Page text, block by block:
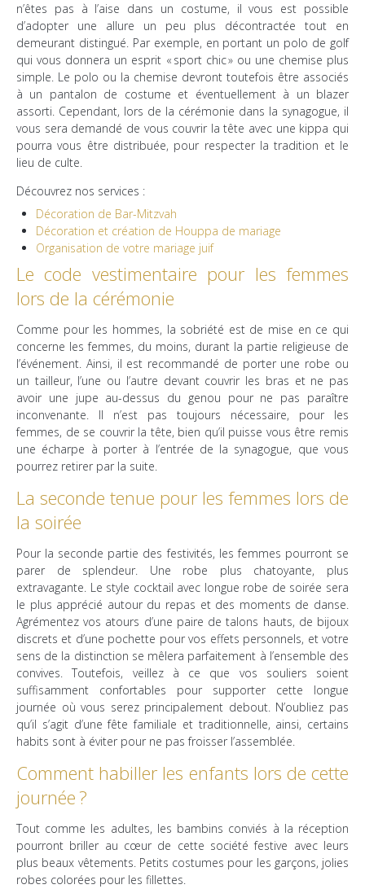
n’êtes pas à l’aise dans un costume, il vous est possible
d’adopter une allure un peu plus décontractée tout en
demeurant distingué. Par exemple, en portant un polo de golf
qui vous donnera un esprit « sport chic » ou une chemise plus
simple. Le polo ou la chemise devront toutefois être associés
à un pantalon de costume et éventuellement à un blazer
assorti. Cependant, lors de la cérémonie dans la synagogue, il
vous sera demandé de vous couvrir la tête avec une kippa qui
pourra vous être distribuée, pour respecter la tradition et le
lieu de culte.
Découvrez nos services :
Décoration de Bar-Mitzvah
Décoration et création de Houppa de mariage
Organisation de votre mariage juif
Le code vestimentaire pour les femmes
lors de la cérémonie
Comme pour les hommes, la sobriété est de mise en ce qui
concerne les femmes, du moins, durant la partie religieuse de
l’événement. Ainsi, il est recommandé de porter une robe ou
un tailleur, l’une ou l’autre devant couvrir les bras et ne pas
avoir une jupe au-dessus du genou pour ne pas paraître
inconvenante. Il n’est pas toujours nécessaire, pour les
femmes, de se couvrir la tête, bien qu’il puisse vous être remis
une écharpe à porter à l’entrée de la synagogue, que vous
pourrez retirer par la suite.
La seconde tenue pour les femmes lors de
la soirée
Pour la seconde partie des festivités, les femmes pourront se
parer de splendeur. Une robe plus chatoyante, plus
extravagante. Le style cocktail avec longue robe de soirée sera
le plus apprécié autour du repas et des moments de danse.
Agrémentez vos atours d’une paire de talons hauts, de bijoux
discrets et d’une pochette pour vos effets personnels, et votre
sens de la distinction se mêlera parfaitement à l’ensemble des
convives. Toutefois, veillez à ce que vos souliers soient
suffisamment confortables pour supporter cette longue
journée où vous serez principalement debout. N’oubliez pas
qu’il s’agit d’une fête familiale et traditionnelle, ainsi, certains
habits sont à éviter pour ne pas froisser l’assemblée.
Comment habiller les enfants lors de cette
journée ?
Tout comme les adultes, les bambins conviés à la réception
pourront briller au cœur de cette société festive avec leurs
plus beaux vêtements. Petits costumes pour les garçons, jolies
robes colorées pour les fillettes.